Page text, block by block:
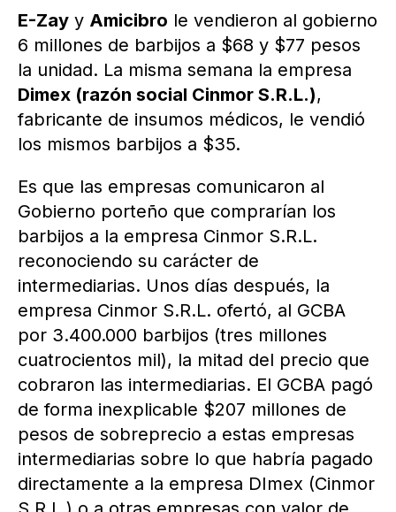
E-Zay y Amicibro le vendieron al gobierno
6 millones de barbijos a $68 y $77 pesos
la unidad. La misma semana la empresa
Dimex (razón social Cinmor S.R.L.),
fabricante de insumos médicos, le vendió
los mismos barbijos a $35.
Es que las empresas comunicaron al
Gobierno porteño que comprarían los
barbijos a la empresa Cinmor S.R.L.
reconociendo su carácter de
intermediarias. Unos días después, la
empresa Cinmor S.R.L. ofertó, al GCBA
por 3.400.000 barbijos (tres millones
cuatrocientos mil), la mitad del precio que
cobraron las intermediarias. El GCBA pagó
de forma inexplicable $207 millones de
pesos de sobreprecio a estas empresas
intermediarias sobre lo que habría pagado
directamente a la empresa DImex (Cinmor